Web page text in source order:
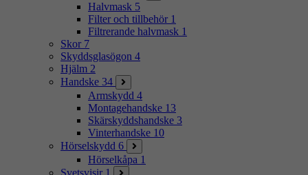
Halvmask 5
Filter och tillbehör 1
Filtrerande halvmask 1
Skor 7
Skyddsglasögon 4
Hjälm 2
Handske 34
Armskydd 4
Montagehandske 13
Skärskyddshandske 3
Vinterhandske 10
Hörselskydd 6
Hörselkåpa 1